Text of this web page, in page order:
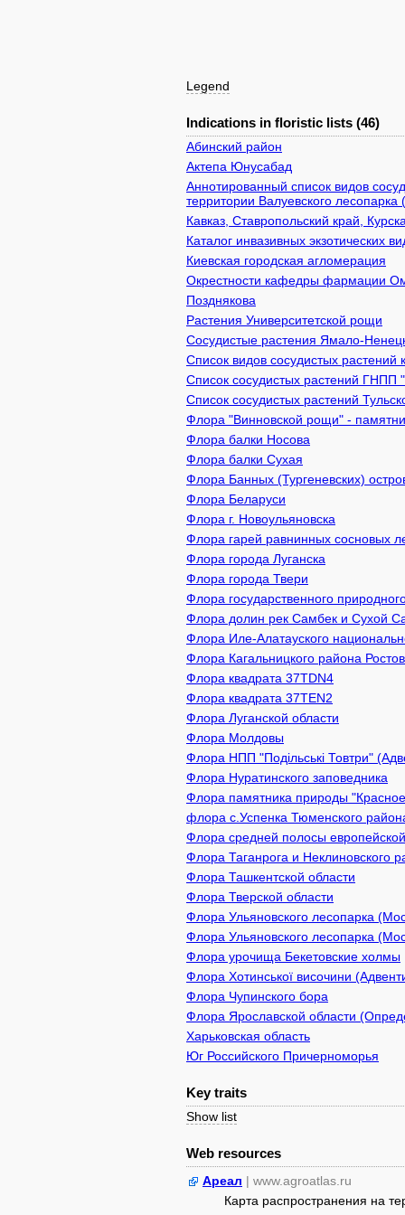
Legend
Indications in floristic lists (46)
Абинский район
Актепа Юнусабад
Аннотированный список видов
территории Валуевского
Кавказ, Ставропольский край,
Каталог инвазивных экзотических
Киевcкая городская агломерация
Окрестности кафедры фармации
Позднякова
Растения Университетской рощи
Сосудистые растения Ямало-
Список видов сосудистых
Список сосудистых растений ГНПП
Список сосудистых растений
Флора "Винновской рощи" -
Флора балки Носова
Флора балки Сухая
Флора Банных (Тургеневских)
Флора Беларуси
Флора г. Новоульяновска
Флора гарей равнинных сосновых
Флора города Луганска
Флора города Твери
Флора государственного
Флора долин рек Самбек и Сухой
Флора Иле-Алатауского
Флора Кагальницкого района
Флора квадрата 37TDN4
Флора квадрата 37TEN2
Флора Луганской области
Флора Молдовы
Флора НПП "Подільські Товтри"
Флора Нуратинского заповедника
Флора памятника природы
флора с.Успенка Тюменского
Флора средней полосы
Флора Таганрога и Неклиновского
Флора Ташкентской области
Флора Тверской области
Флора Ульяновского лесопарка
Флора Ульяновского лесопарка
Флора урочища Бекетовские холмы
Флора Хотинської височини
Флора Чупинского бора
Флора Ярославской области
Харьковская область
Юг Российского Причерноморья
Key traits
Show list
Web resources
Ареал | www.agroatlas.ru
Карта распространения на